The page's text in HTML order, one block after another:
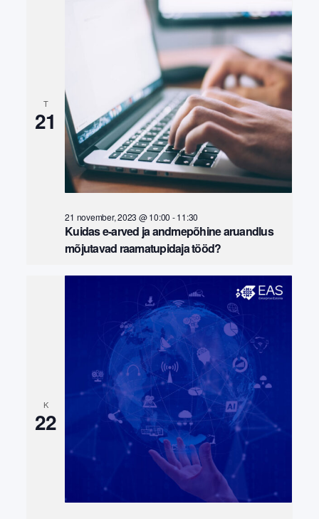
T
21
21 november, 2023 @ 10:00 -11:30
Kuidas e-arved ja andmepõhine aruandlus
mõjutavad raamatupidaja tööd?
K
22